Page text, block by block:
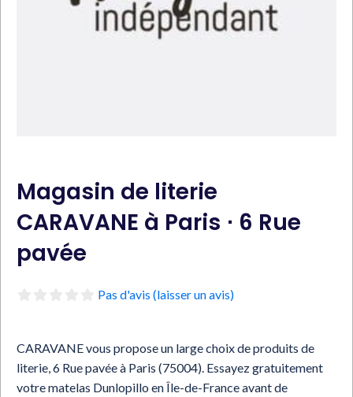
Magasin de literie
CARAVANE à Paris ⋅ 6 Rue
pavée
Pas d'avis (laisser un avis)
CARAVANE vous propose un large choix de produits de
literie, 6 Rue pavée à Paris (75004). Essayez gratuitement
votre matelas Dunlopillo en Île-de-France avant de